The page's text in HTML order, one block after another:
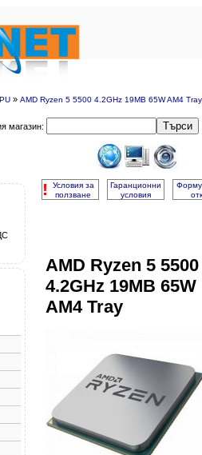
» AMD Ryzen 5 5500 4.2GHz 19MB 65W AM4 Tray
магазин: Търси
!
Условия за
ползване
Гаранционни
условия
AMD Ryzen 5 5500
4.2GHz 19MB 65W
AM4 Tray